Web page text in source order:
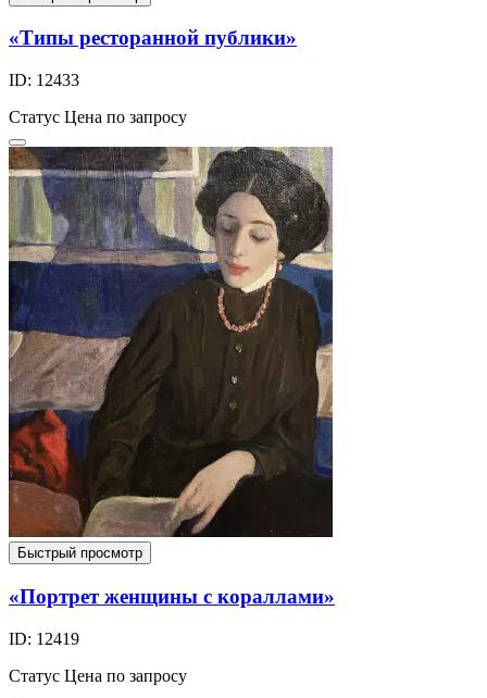
«Типы ресторанной публики»
ID: 12433
Статус Цена по запросу
Быстрый просмотр
«Портрет женщины с кораллами»
ID: 12419
Статус Цена по запросу